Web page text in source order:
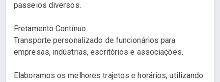
passeios diversos.
Fretamento Contínuo.
Transporte personalizado de funcionários para
empresas, indústrias, escritórios e associações.
Elaboramos os melhores trajetos e horários, utilizando